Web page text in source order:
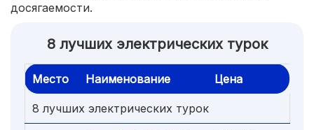
досягаемости.
8 лучших электрических турок
Место Наименование Цена
8 лучших электрических турок